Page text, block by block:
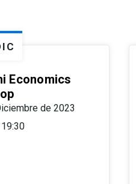
Economics
de 2023